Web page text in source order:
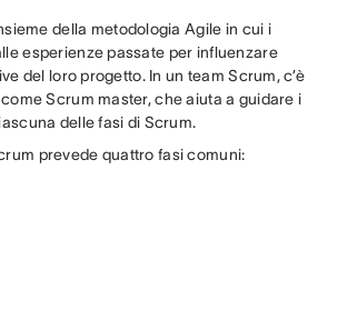
della metodologia Agile in cui i
esperienze passate per influenzare
del loro progetto. In un team Scrum, c’è
Scrum master, che aiuta a guidare i
delle fasi di Scrum.
prevede quattro fasi comuni: